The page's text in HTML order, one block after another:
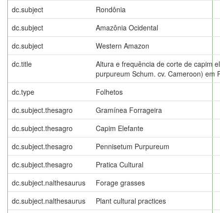
dc.subject
Rondônia
dc.subject
Amazônia Ocidental
dc.subject
Western Amazon
dc.title
Altura e frequência de corte de capim
purpureum Schum. cv. Cameroon) em
dc.type
Folhetos
dc.subject.thesagro
Gramínea Forrageira
dc.subject.thesagro
Capim Elefante
dc.subject.thesagro
Pennisetum Purpureum
dc.subject.thesagro
Pratica Cultural
dc.subject.nalthesaurus
Forage grasses
dc.subject.nalthesaurus
Plant cultural practices